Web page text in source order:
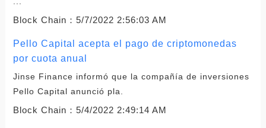
Block Chain： 5/7/2022 2:56:03 AM
Pello Capital acepta el pago de criptomonedas
por cuota anual
Jinse Finance informó que la compañía de inversiones
Pello Capital anunció pla.
Block Chain： 5/4/2022 2:49:14 AM